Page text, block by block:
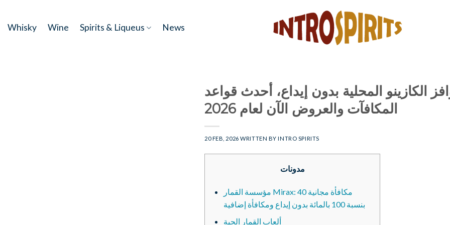
content
Whisky Wine Spirits & Liqueus News
الكازينو المحلية بدون إيداع، أحدث قواعد
المكافآت والعروض الآن لعام 2026
20 FEB, 2026 WRITTEN BYINTRO SPIRITS
مدونات
مؤسسة القمار Mirax: 40 مكافأة مجانية
بنسبة 100 بالمائة بدون إيداع ومكافأة إضافية
ألعاب القمار الحية